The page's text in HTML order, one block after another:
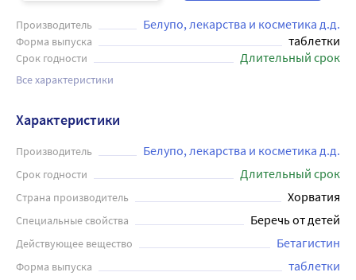
Производитель Белупо, лекарства и косметика д.д.
Форма выпуска таблетки
Срок годности Длительный срок
Все характеристики
Характеристики
Производитель Белупо, лекарства и косметика д.д.
Срок годности Длительный срок
Страна производитель Хорватия
Специальные свойства Беречь от детей
Действующее вещество Бетагистин
Форма выпуска таблетки